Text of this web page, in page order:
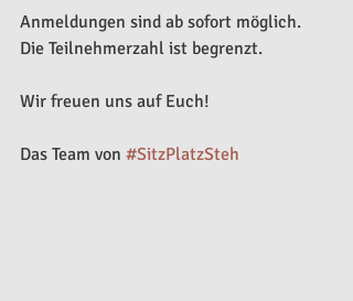
Anmeldungen sind ab sofort möglich.
Die Teilnehmerzahl ist begrenzt.
Wir freuen uns auf Euch!
Das Team von #SitzPlatzSteh